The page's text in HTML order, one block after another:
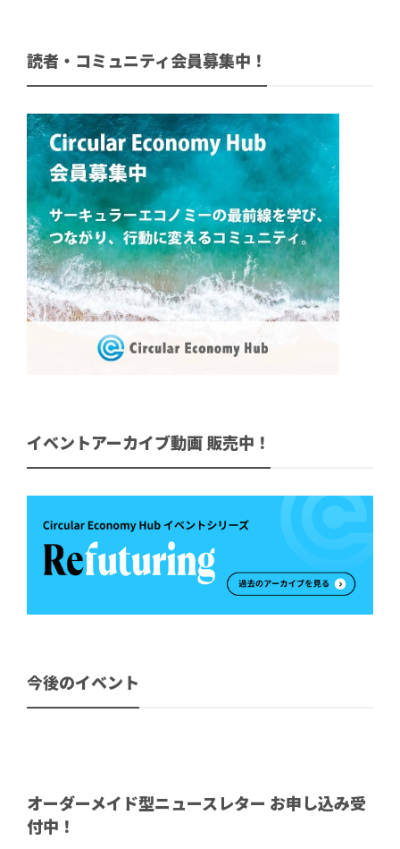
読者・コミュニティ会員募集中！
イベントアーカイブ動画 販売中！
今後のイベント
オーダーメイド型ニュースレター お申し込み受
付中！